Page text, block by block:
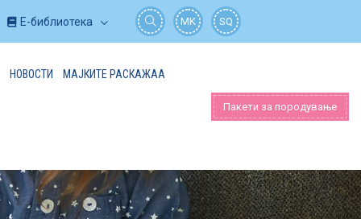
Е-библиотека MK SQ
НОВОСТИ МАЈКИТЕ РАСКАЖАА
Пакети за породување